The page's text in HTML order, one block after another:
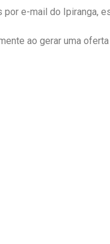
por e-mail do Ipiranga,
ao gerar uma